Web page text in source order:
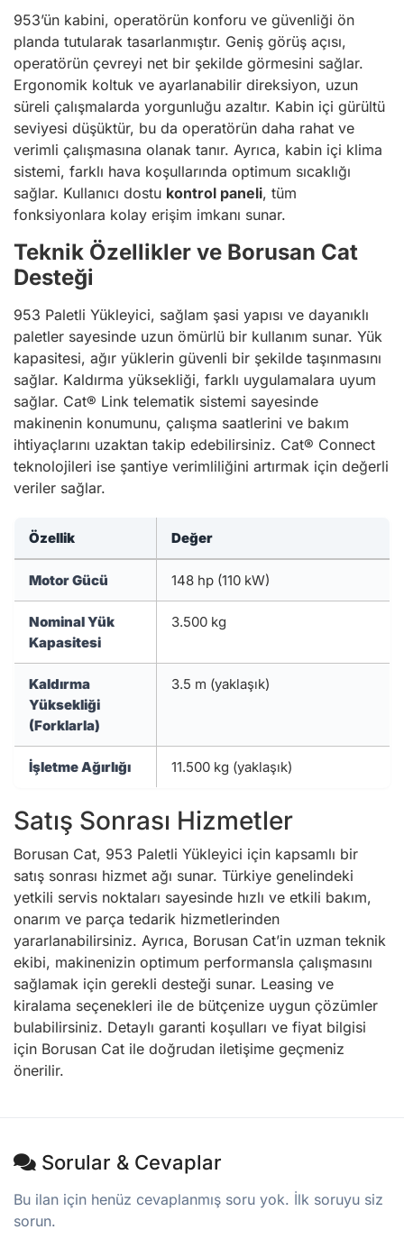
953’ün kabini, operatörün konforu ve güvenliği ön
planda tutularak tasarlanmıştır. Geniş görüş açısı,
operatörün çevreyi net bir şekilde görmesini sağlar.
Ergonomik koltuk ve ayarlanabilir direksiyon, uzun
süreli çalışmalarda yorgunluğu azaltır. Kabin içi gürültü
seviyesi düşüktür, bu da operatörün daha rahat ve
verimli çalışmasına olanak tanır. Ayrıca, kabin içi klima
sistemi, farklı hava koşullarında optimum sıcaklığı
sağlar. Kullanıcı dostu kontrol paneli, tüm
fonksiyonlara kolay erişim imkanı sunar.
Teknik Özellikler ve Borusan Cat
Desteği
953 Paletli Yükleyici, sağlam şasi yapısı ve dayanıklı
paletler sayesinde uzun ömürlü bir kullanım sunar. Yük
kapasitesi, ağır yüklerin güvenli bir şekilde taşınmasını
sağlar. Kaldırma yüksekliği, farklı uygulamalara uyum
sağlar. Cat® Link telematik sistemi sayesinde
makinenin konumunu, çalışma saatlerini ve bakım
ihtiyaçlarını uzaktan takip edebilirsiniz. Cat® Connect
teknolojileri ise şantiye verimliliğini artırmak için değerli
veriler sağlar.
Özellik Değer
Motor Gücü 148 hp (110 kW)
Nominal Yük
Kapasitesi
3.500 kg
Kaldırma
Yüksekliği
(Forklarla)
3.5 m (yaklaşık)
İşletme Ağırlığı 11.500 kg (yaklaşık)
Satış Sonrası Hizmetler
Borusan Cat, 953 Paletli Yükleyici için kapsamlı bir
satış sonrası hizmet ağı sunar. Türkiye genelindeki
yetkili servis noktaları sayesinde hızlı ve etkili bakım,
onarım ve parça tedarik hizmetlerinden
yararlanabilirsiniz. Ayrıca, Borusan Cat’in uzman teknik
ekibi, makinenizin optimum performansla çalışmasını
sağlamak için gerekli desteği sunar. Leasing ve
kiralama seçenekleri ile de bütçenize uygun çözümler
bulabilirsiniz. Detaylı garanti koşulları ve fiyat bilgisi
için Borusan Cat ile doğrudan iletişime geçmeniz
önerilir.
Sorular & Cevaplar
Bu ilan için henüz cevaplanmış soru yok. İlk soruyu siz
sorun.